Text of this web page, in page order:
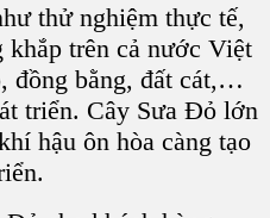
thử nghiệm thực tế,
trên cả nước Việt
đồng bằng, đất cát,…
triển. Cây Sưa Đỏ lớn
hậu ôn hòa càng tạo